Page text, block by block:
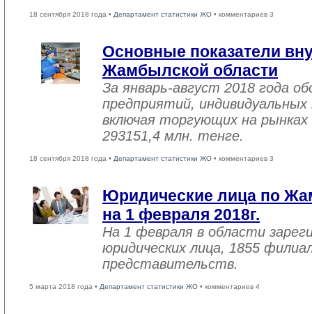
18 сентября 2018 года • Департамент статистики ЖО • комментариев 3
Основные показатели
Жамбылской области
За январь-август 2018 года
предприятий,
включая торгующих на рынках
293151,4 млн. тенге.
18 сентября 2018 года • Департамент статистики ЖО • комментариев 3
Юридические лица по
на 1 февраля 2018г.
На 1 февраля в области
юридических лица, 1855
представительств.
5 марта 2018 года • Департамент статистики ЖО • комментариев 4